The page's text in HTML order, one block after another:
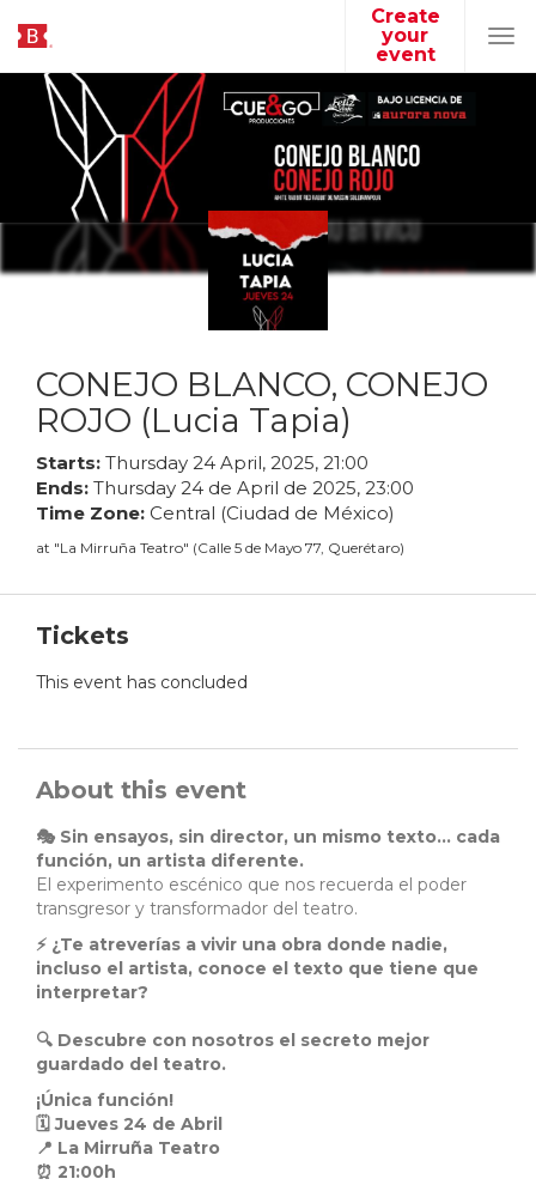
Create
your
event
CONEJO BLANCO, CONEJO
ROJO (Lucia Tapia)
Starts: Thursday 24 April, 2025, 21:00
Ends: Thursday 24 de April de 2025, 23:00
Time Zone: Central (Ciudad de México)
at "La Mirruña Teatro" (Calle 5 de Mayo 77, Querétaro)
Tickets
This event has concluded
About this event
🎭 Sin ensayos, sin director, un mismo texto… cada
función, un artista diferente.
El experimento escénico que nos recuerda el poder
transgresor y transformador del teatro.
⚡ ¿Te atreverías a vivir una obra donde nadie,
incluso el artista, conoce el texto que tiene que
interpretar?
🔍 Descubre con nosotros el secreto mejor
guardado del teatro.
¡Única función!
🗓️ Jueves 24 de Abril
📍 La Mirruña Teatro
⏰ 21:00h